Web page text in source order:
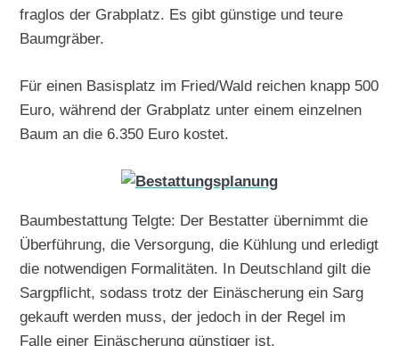
fraglos der Grabplatz. Es gibt günstige und teure
Baumgräber.
Für einen Basisplatz im Fried/Wald reichen knapp 500
Euro, während der Grabplatz unter einem einzelnen
Baum an die 6.350 Euro kostet.
Baumbestattung Telgte: Der Bestatter übernimmt die
Überführung, die Versorgung, die Kühlung und erledigt
die notwendigen Formalitäten. In Deutschland gilt die
Sargpflicht, sodass trotz der Einäscherung ein Sarg
gekauft werden muss, der jedoch in der Regel im
Falle einer Einäscherung günstiger ist.